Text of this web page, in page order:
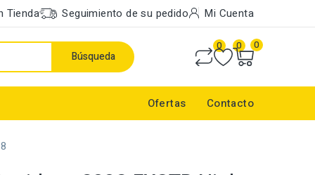
Tienda Seguimiento de su pedido Mi Cuenta
Búsqueda
0 0 0
Ofertas Contacto